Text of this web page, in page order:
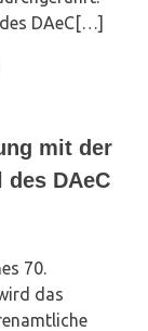
DAeC[…]
mit der
des DAeC
70.
das